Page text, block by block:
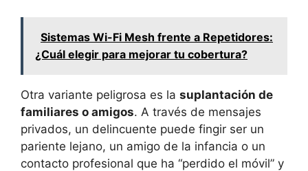
Sistemas Wi-Fi Mesh frente a Repetidores:
¿Cuál elegir para mejorar tu cobertura?
Otra variante peligrosa es la suplantación de
familiares o amigos. A través de mensajes
privados, un delincuente puede fingir ser un
pariente lejano, un amigo de la infancia o un
contacto profesional que ha “perdido el móvil” y